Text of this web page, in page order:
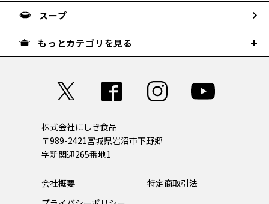
スープ
もっとカテゴリを見る
株式会社にしき食品
〒989-2421宮城県岩沼市下野郷
字新関迎265番地1
会社概要
特定商取引法